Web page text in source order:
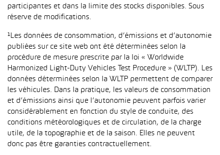
participantes et dans la limite des stocks disponibles. Sous
réserve de modifications.
¹Les données de consommation, d’émissions et d’autonomie
publiées sur ce site web ont été déterminées selon la
procédure de mesure prescrite par la loi « Worldwide
Harmonized Light-Duty Vehicles Test Procedure » (WLTP). Les
données déterminées selon la WLTP permettent de comparer
les véhicules. Dans la pratique, les valeurs de consommation
et d’émissions ainsi que l’autonomie peuvent parfois varier
considérablement en fonction du style de conduite, des
conditions météorologiques et de circulation, de la charge
utile, de la topographie et de la saison. Elles ne peuvent
donc pas être garanties contractuellement.